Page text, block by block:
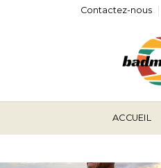
Contactez-nous
ACCUEIL